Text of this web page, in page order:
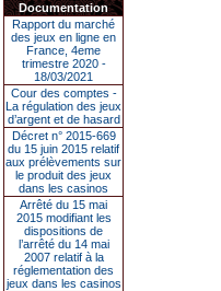
Documentation
Rapport du marché
des jeux en ligne en
France, 4eme
trimestre 2020 -
18/03/2021
Cour des comptes -
La régulation des jeux
d’argent et de hasard
Décret n° 2015-669
du 15 juin 2015 relatif
aux prélèvements sur
le produit des jeux
dans les casinos
Arrêté du 15 mai
2015 modifiant les
dispositions de
l’arrêté du 14 mai
2007 relatif à la
réglementation des
jeux dans les casinos